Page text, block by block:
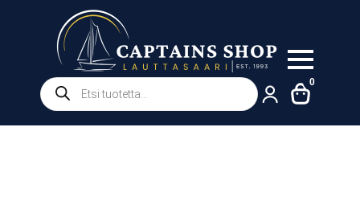
Products
search
0